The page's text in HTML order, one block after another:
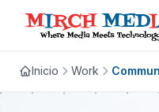
Saltar al contenido principal
Inicio Work